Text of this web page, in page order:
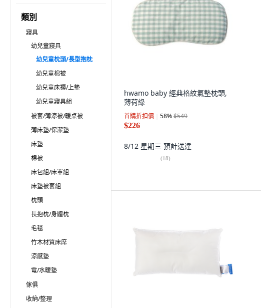
類別
寢具
幼兒童寢具
幼兒童枕頭/長型抱枕
幼兒童棉被
幼兒童床褥/上墊
幼兒童寢具組
被套/薄涼被/暖桌被
薄床墊/保潔墊
床墊
棉被
床包組/床罩組
床墊被套組
枕頭
長抱枕/身體枕
毛毯
竹木材質床席
涼感墊
電/水暖墊
傢俱
收納/整理
hwamo baby 經典格紋氣墊枕頭,
薄荷綠
首購折扣價 58%$549
$226
8/12 星期三 預計送達
(18)